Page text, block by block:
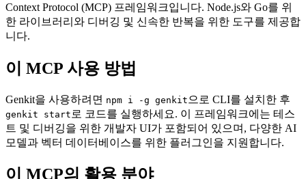
Context Protocol (MCP) 프레임워크입니다. Node.js와 Go를 위
한 라이브러리와 디버깅 및 신속한 반복을 위한 도구를 제공합
니다.
이 MCP 사용 방법
Genkit을 사용하려면 npm i -g genkit 으로 CLI를 설치한 후
genkit start 로 코드를 실행하세요. 이 프레임워크에는 테스
트 및 디버깅을 위한 개발자 UI가 포함되어 있으며, 다양한 AI
모델과 벡터 데이터베이스를 위한 플러그인을 지원합니다.
이 MCP의 활용 분야